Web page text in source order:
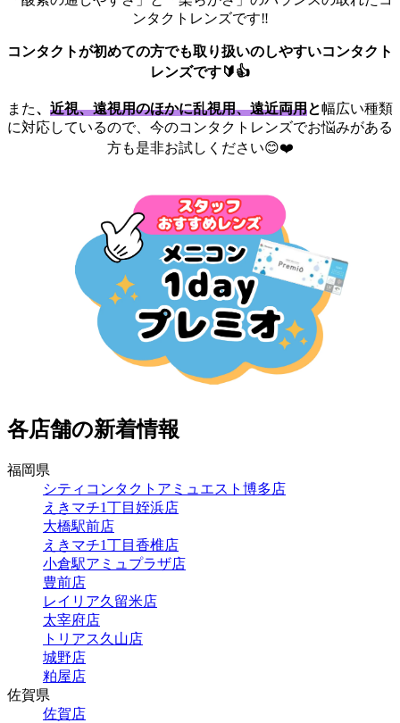
ンタクトレンズです‼️
コンタクトが初めての方でも取り扱いのしやすいコンタクト
レンズです🔰👍
また、 近視、遠視用のほかに乱視用、遠近両用と幅広い種類
に対応しているので、今のコンタクトレンズでお悩みがある
方も是非お試しください😊❤️
各店舗の新着情報
福岡県
シティコンタクトアミュエスト博多店
えきマチ1丁目姪浜店
大橋駅前店
えきマチ1丁目香椎店
小倉駅アミュプラザ店
豊前店
レイリア久留米店
太宰府店
トリアス久山店
城野店
粕屋店
佐賀県
佐賀店